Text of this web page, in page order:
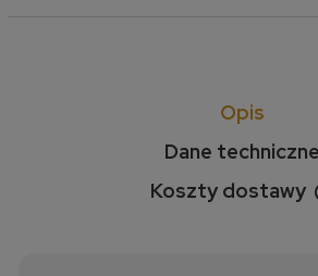
Opis
Dane techniczne
Koszty dostawy
Cena nie zawiera ewentualnych kosztów